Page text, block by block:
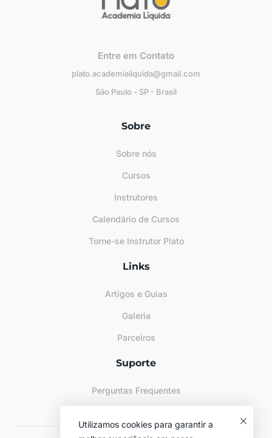
Entre em Contato
plato.academialiquida@gmail.com
São Paulo - SP - Brasil
Sobre
Sobre nós
Cursos
Instrutores
Calendário de Cursos
Torne-se Instrutor Plato
Links
Artigos e Guias
Galeria
Parceiros
Suporte
Perguntas Frequentes
Utilizamos cookies para garantir a